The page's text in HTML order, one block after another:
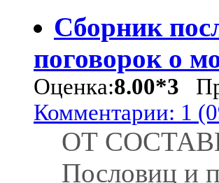
Сборник
поговорок о
Оценка:8.00*3
Комментарии: 1
ОТ
Пословиц и